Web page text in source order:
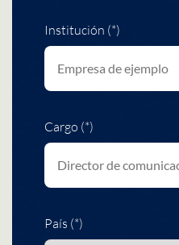
Institución (*)
Cargo (*)
País (*)